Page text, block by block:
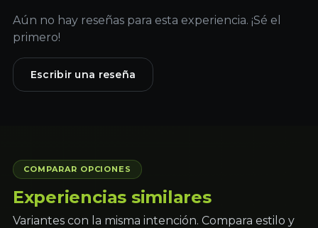
Aún no hay reseñas para esta experiencia. ¡Sé el
primero!
Escribir una reseña
COMPARAR OPCIONES
Experiencias similares
Variantes con la misma intención. Compara estilo y